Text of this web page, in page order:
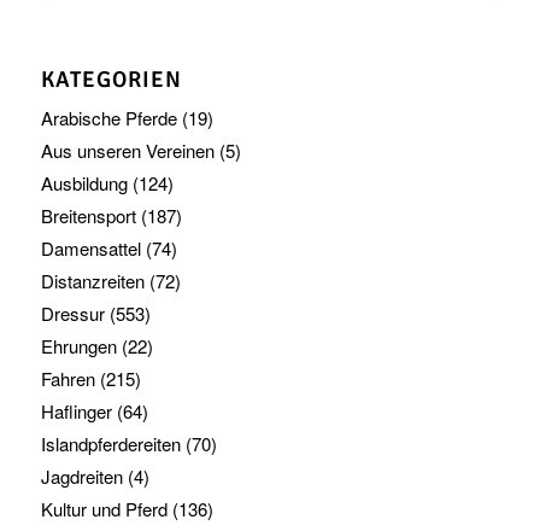
KATEGORIEN
Arabische Pferde(19)
Aus unseren Vereinen(5)
Ausbildung(124)
Breitensport(187)
Damensattel(74)
Distanzreiten(72)
Dressur(553)
Ehrungen(22)
Fahren(215)
Haflinger(64)
Islandpferdereiten(70)
Jagdreiten(4)
Kultur und Pferd(136)